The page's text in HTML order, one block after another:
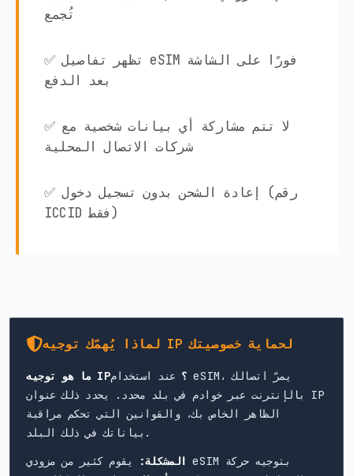
تُجمع
✅ تظهر تفاصيل eSIM فورًا على الشاشة
بعد الدفع
✅ لا تتم مشاركة أي بيانات شخصية مع
شركات الاتصال المحلية
✅ إعادة الشحن بدون تسجيل دخول (رقم
ICCID فقط)
لماذا يُهمّك توجيه IP لحماية خصوصيتك
ما هو توجيه IP؟ عند استخدام eSIM، يمرّ اتصالك
بالإنترنت عبر خوادم في بلد محدد. يحدد ذلك عنوان IP
الظاهر الخاص بك، والقوانين التي تحكم مراقبة
بياناتك في ذلك البلد.
المشكلة:
يقوم كثير من مزودي eSIM بتوجيه حركة